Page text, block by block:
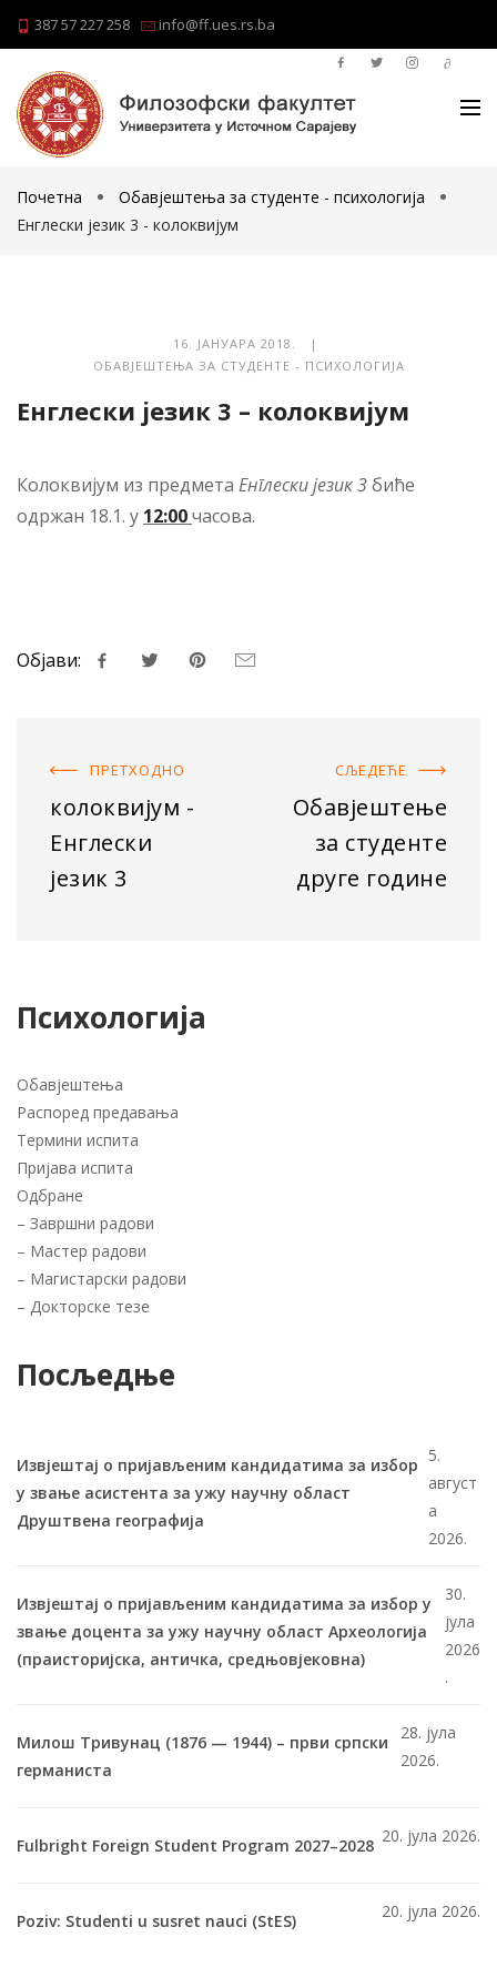
387 57 227 258 info@ff.ues.rs.ba
Почетна
Обавјештења за студенте - психологија
Енглески језик 3 - колоквијум
16. ЈАНУАРА 2018. |
ОБАВЈЕШТЕЊА ЗА СТУДЕНТЕ - ПСИХОЛОГИЈА
Енглески језик 3 – колоквијум
Колоквијум из предмета Енглески језик 3биће
одржан 18.1. у 12:00часова.
Објави:
ПРЕТХОДНO
колоквијум -
Енглески
језик 3
СЉЕДЕЋE
Обавјештење
за студенте
друге године
Психологија
Обавјештења
Распоред предавања
Термини испита
Пријава испита
Одбране
– Завршни радови
– Мастер радови
– Магистарски радови
– Докторске тезе
Посљедње
Извјештај о пријављеним кандидатима за избор
у звање асистента за ужу научну област
Друштвена географија
5.
август
а
2026.
Извјештај о пријављеним кандидатима за избор у
звање доцента за ужу научну област Археологија
(праисторијска, античка, средњовјековна)
30.
јула
2026
.
Милош Тривунац (1876 — 1944) – први српски
германиста
28. јула
2026.
Fulbright Foreign Student Program 2027–2028 20. јула 2026.
Poziv: Studenti u susret nauci (StES) 20. јула 2026.